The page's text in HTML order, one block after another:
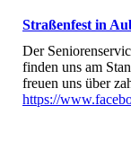
Straßenfest in
Der
finden uns am
freuen uns über
https://